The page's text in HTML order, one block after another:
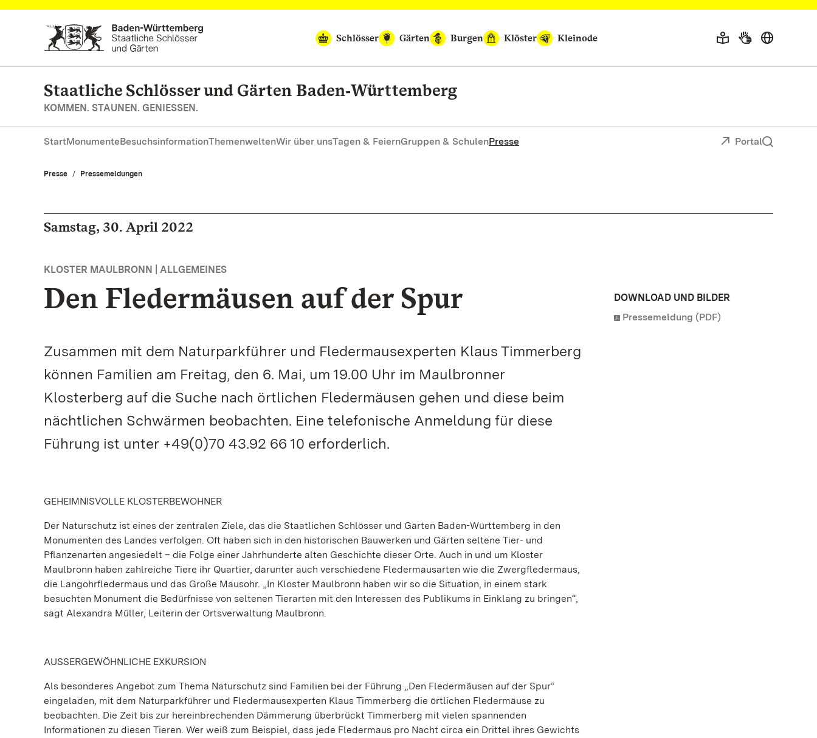
Zum Hauptinhalt springen
Schlösser
Gärten Burgen Klöster Kleinode
Staatliche Schlösser und Gärten Baden‑Württemberg
KOMMEN. STAUNEN. GENIESSEN.
StartMonumenteBesuchsinformationThemenweltenWir über unsTagen & FeiernGruppen & SchulenPresse Portal
Presse Pressemeldungen
Samstag, 30. April 2022
KLOSTER MAULBRONN | ALLGEMEINES
Den Fledermäusen auf der Spur
Zusammen mit dem Naturparkführer und Fledermausexperten Klaus Timmerberg
können Familien am Freitag, den 6. Mai, um 19.00 Uhr im Maulbronner
Klosterberg auf die Suche nach örtlichen Fledermäusen gehen und diese beim
nächtlichen Schwärmen beobachten. Eine telefonische Anmeldung für diese
Führung ist unter +49(0)70 43.92 66 10 erforderlich.
GEHEIMNISVOLLE KLOSTERBEWOHNER
Der Naturschutz ist eines der zentralen Ziele, das die Staatlichen Schlösser und Gärten Baden-Württemberg in den
Monumenten des Landes verfolgen. Oft haben sich in den historischen Bauwerken und Gärten seltene Tier- und
Pflanzenarten angesiedelt – die Folge einer Jahrhunderte alten Geschichte dieser Orte. Auch in und um Kloster
Maulbronn haben zahlreiche Tiere ihr Quartier, darunter auch verschiedene Fledermausarten wie die Zwergfledermaus,
die Langohrfledermaus und das Große Mausohr. „In Kloster Maulbronn haben wir so die Situation, in einem stark
besuchten Monument die Bedürfnisse von seltenen Tierarten mit den Interessen des Publikums in Einklang zu bringen“,
sagt Alexandra Müller, Leiterin der Ortsverwaltung Maulbronn.
AUSSERGEWÖHNLICHE EXKURSION
Als besonderes Angebot zum Thema Naturschutz sind Familien bei der Führung „Den Fledermäusen auf der Spur“
eingeladen, mit dem Naturparkführer und Fledermausexperten Klaus Timmerberg die örtlichen Fledermäuse zu
beobachten. Die Zeit bis zur hereinbrechenden Dämmerung überbrückt Timmerberg mit vielen spannenden
Informationen zu diesen Tieren. Wer weiß zum Beispiel, dass jede Fledermaus pro Nacht circa ein Drittel ihres Gewichts
DOWNLOAD UND BILDER
Pressemeldung (PDF)